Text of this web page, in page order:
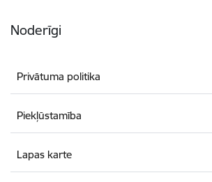
Noderīgi
Privātuma politika
Piekļūstamība
Lapas karte